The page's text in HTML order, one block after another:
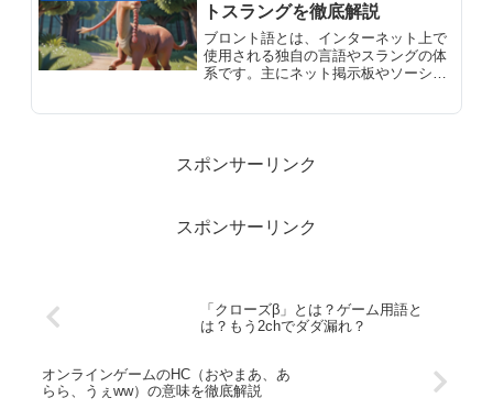
トスラングを徹底解説
ブロント語とは、インターネット上で
使用される独自の言語やスラングの体
系です。主にネット掲示板やソーシャ
の文化や慣習を持っています。これら
の略語や記号は、コミュニティ内での
場合があります。
スポンサーリンク
スポンサーリンク
「クローズβ」とは？ゲーム用語と
は？もう2chでダダ漏れ？
オンラインゲームのHC（おやまあ、あ
らら、うぇww）の意味を徹底解説